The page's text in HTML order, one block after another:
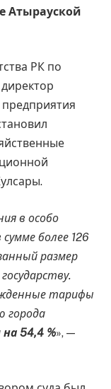
Атырауской
РК по
в особо
более 126
размер
тарифы
города
на 54,4 %», —